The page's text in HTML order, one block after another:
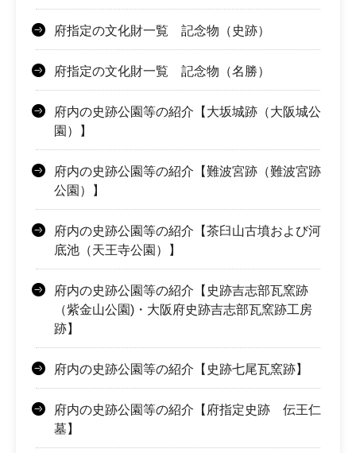
府指定の文化財一覧 記念物（史跡）
府指定の文化財一覧 記念物（名勝）
府内の史跡公園等の紹介【大坂城跡（大阪城公
園）】
府内の史跡公園等の紹介【難波宮跡（難波宮跡
公園）】
府内の史跡公園等の紹介【茶臼山古墳および河
底池（天王寺公園）】
府内の史跡公園等の紹介【史跡吉志部瓦窯跡
（紫金山公園)・大阪府史跡吉志部瓦窯跡工房
跡】
府内の史跡公園等の紹介【史跡七尾瓦窯跡】
府内の史跡公園等の紹介【府指定史跡 伝王仁
墓】